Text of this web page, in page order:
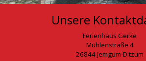
Unsere
Ferienhaus Gerke
Mühlenstraße 4
26844 Jemgum-Ditzum